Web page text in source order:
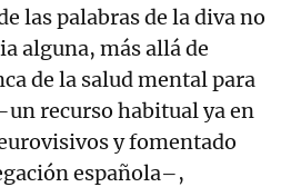
las palabras de la diva no
alguna, más allá de
de la salud mental para
recurso habitual ya en
y fomentado
española–,